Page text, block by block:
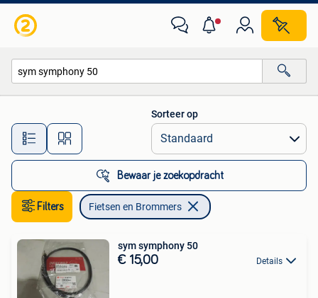
Alle afstanden…
Sorteer op
Bewaar je zoekopdracht
Filters Fietsen en Brommers
sym symphony 50
€ 15,00 Details